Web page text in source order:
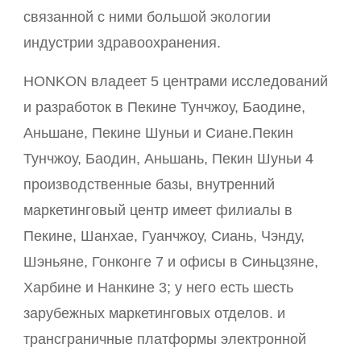
связанной с ними большой экологии
индустрии здравоохранения.
HONKON владеет 5 центрами исследований
и разработок в Пекине Тунчжоу, Баодине,
Аньшане, Пекине Шуньи и Сиане.Пекин
Тунчжоу, Баодин, Аньшань, Пекин Шуньи 4
производственные базы, внутренний
маркетинговый центр имеет филиалы в
Пекине, Шанхае, Гуанчжоу, Сиань, Чэнду,
Шэньяне, Гонконге 7 и офисы в Синьцзяне,
Харбине и Нанкине 3; у него есть шесть
зарубежных маркетинговых отделов. и
трансграничные платформы электронной